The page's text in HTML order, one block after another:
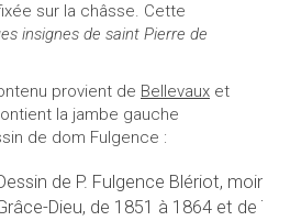
sur la châsse. Cette
insignes de saint Pierre de
provient de Bellevaux et
la jambe gauche
de dom Fulgence :
de P. Fulgence Blériot, moine
Dieu, de 1851 à 1864 et de